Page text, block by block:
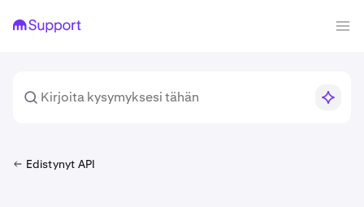
Edistynyt API